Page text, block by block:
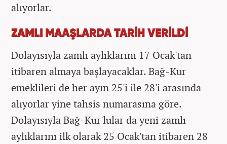
alıyorlar.
ZAMLI MAAŞLARDA TARİH VERİLDİ
Dolayısıyla zamlı aylıklarını 17 Ocak'tan
itibaren almaya başlayacaklar. Bağ-Kur
emeklileri de her ayın 25'i ile 28'i arasında
alıyorlar yine tahsis numarasına göre.
Dolayısıyla Bağ-Kur'lular da yeni zamlı
aylıklarını ilk olarak 25 Ocak'tan itibaren 28